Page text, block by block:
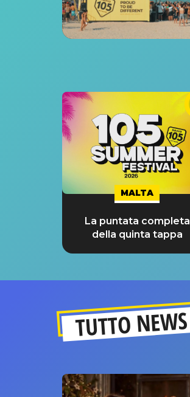
MALTA
La puntata completa
della quinta tappa
TUTTO NEWS